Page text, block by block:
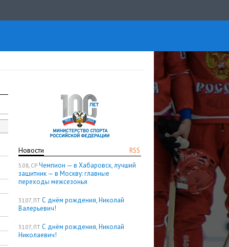
RSS
Новости
5.08, СР Чемпион — в Хабаровск, лучший
защитник — в Москву: главные
переходы межсезонья
31.07, ПТ С днём рождения, Николай
Валерьевич!
31.07, ПТ С днём рождения, Николай
Николаевич!